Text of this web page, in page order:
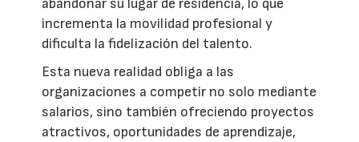
abandonar su lugar de residencia, lo que
incrementa la movilidad profesional y
dificulta la fidelización del talento.
Esta nueva realidad obliga a las
organizaciones a competir no solo mediante
salarios, sino también ofreciendo proyectos
atractivos, oportunidades de aprendizaje,